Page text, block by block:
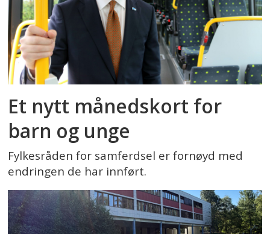
Et nytt månedskort for
barn og unge
Fylkesråden for samferdsel er fornøyd med
endringen de har innført.